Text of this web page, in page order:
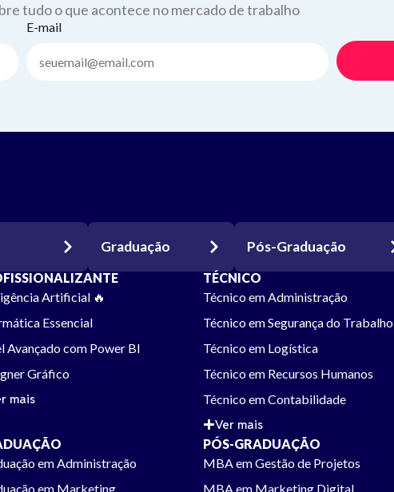
tudo o que acontece no mercado de trabalho
E-mail
Graduação Pós-Graduação
Artificial 🔥
Essencial
Avançado com Power BI
Gráfico
mais
TÉCNICO
Técnico em Administração
Técnico em Segurança do Trabalho
Técnico em Logística
Técnico em Recursos Humanos
Técnico em Contabilidade
Ver mais
em Administração
em Marketing
PÓS-GRADUAÇÃO
MBA em Gestão de Projetos
MBA em Marketing Digital